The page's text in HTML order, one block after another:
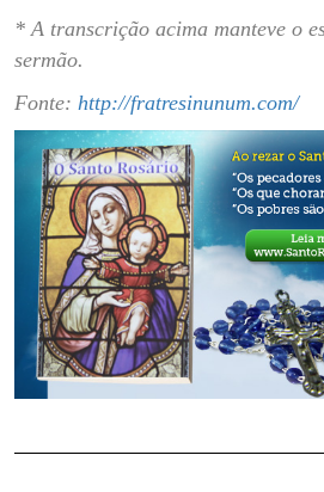
* A transcrição acima manteve o
sermão.
Fonte: http://fratresinunum.com/